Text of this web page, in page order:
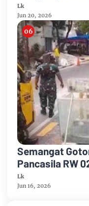
Lk
Jun 20, 2026
Semangat
Pancasila RW
Warga Bersama
Lk
Jun 16, 2026